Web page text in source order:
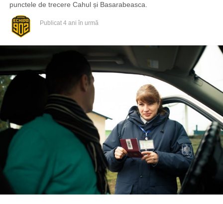
punctele de trecere Cahul și Basarabeasca.
Publicat 4 ani în urmă